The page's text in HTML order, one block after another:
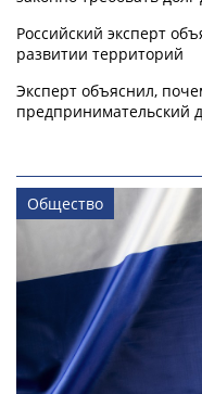
Российский эксперт
развитии территорий
Эксперт объяснил,
предпринимательский
Общество